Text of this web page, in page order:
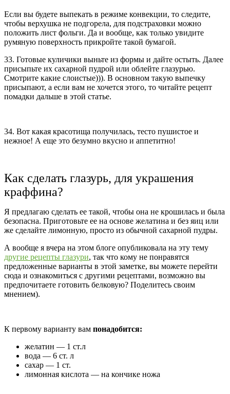
Если вы будете выпекать в режиме конвекции, то следите,
чтобы верхушка не подгорела, для подстраховки можно
положить лист фольги. Да и вообще, как только увидите
румяную поверхность прикройте такой бумагой.
33. Готовые куличики выньте из формы и дайте остыть. Далее
присыпьте их сахарной пудрой или облейте глазурью.
Смотрите какие слоистые))). В основном такую выпечку
присыпают, а если вам не хочется этого, то читайте рецепт
помадки дальше в этой статье.
34. Вот какая красотища получилась, тесто пушистое и
нежное! А еще это безумно вкусно и аппетитно!
Как сделать глазурь, для украшения
краффина?
Я предлагаю сделать ее такой, чтобы она не крошилась и была
безопасна. Приготовьте ее на основе желатина и без яиц или
же сделайте лимонную, просто из обычной сахарной пудры.
А вообще я вчера на этом блоге опубликовала на эту тему
другие рецепты глазури, так что кому не понравятся
предложенные варианты в этой заметке, вы можете перейти
сюда и ознакомиться с другими рецептами, возможно вы
предпочитаете готовить белковую? Поделитесь своим
мнением).
К первому варианту вам понадобится:
желатин — 1 ст.л
вода — 6 ст. л
сахар — 1 ст.
лимонная кислота — на кончике ножа